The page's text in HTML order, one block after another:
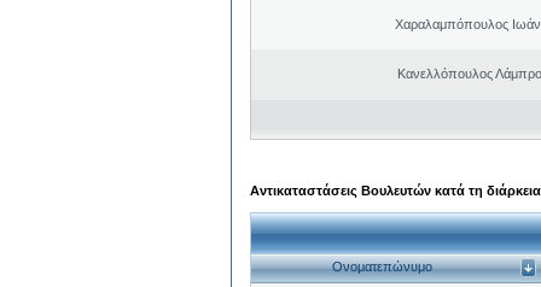
Χαραλαμπόπουλος
Κανελλόπουλος
Αντικαταστάσεις Βουλευτών κατά τη
Ονοματεπώνυμο